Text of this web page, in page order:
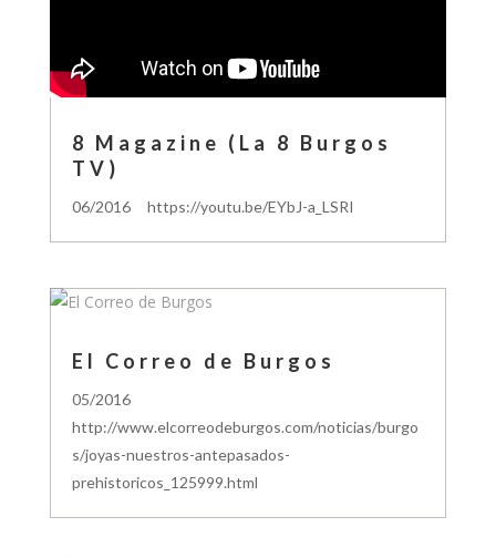
8 Magazine (La 8 Burgos
TV)
06/2016 https://youtu.be/EYbJ-a_LSRI
El Correo de Burgos
05/2016
http://www.elcorreodeburgos.com/noticias/burgo
s/joyas-nuestros-antepasados-
prehistoricos_125999.html